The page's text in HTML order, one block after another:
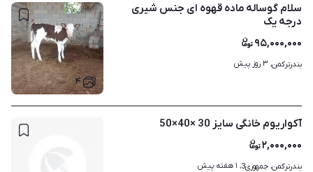
۴
سلام گوساله ماده قهوه ای جنس شیری
درجه یک
۹۵,۰۰۰,۰۰۰
بندرترکمن، ۳ روز پیش
آکواریوم خانگی سایز 30 ×40×50
۲,۰۰۰,۰۰۰
بندرترکمن، جمهوری3، ۱ هفته پیش